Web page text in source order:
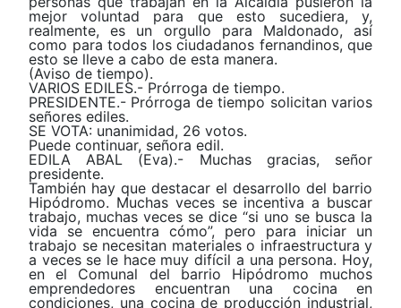
mejor voluntad para que esto sucediera, y,
realmente, es un orgullo para Maldonado, así
como para todos los ciudadanos fernandinos, que
esto se lleve a cabo de esta manera.
(Aviso de tiempo).
VARIOS EDILES.- Prórroga de tiempo.
PRESIDENTE.- Prórroga de tiempo solicitan varios
señores ediles.
SE VOTA: unanimidad, 26 votos.
Puede continuar, señora edil.
EDILA ABAL (Eva).- Muchas gracias, señor
presidente.
También hay que destacar el desarrollo del barrio
Hipódromo. Muchas veces se incentiva a buscar
trabajo, muchas veces se dice “si uno se busca la
vida se encuentra cómo”, pero para iniciar un
trabajo se necesitan materiales o infraestructura y
a veces se le hace muy difícil a una persona. Hoy,
en el Comunal del barrio Hipódromo muchos
emprendedores encuentran una cocina en
condiciones, una cocina de producción industrial,